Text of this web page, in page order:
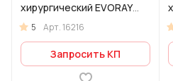
хирургический EVORAY
S3221P
5 Арт.16216
Запросить КП